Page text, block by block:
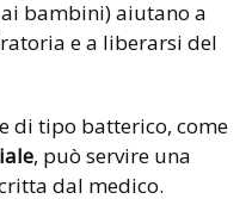
bambini) aiutano a
e a liberarsi del
di tipo batterico, come
, può servire una
dal medico.